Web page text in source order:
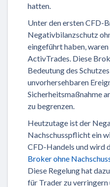
hatten.
Unter den ersten CFD-
Negativbilanzschutz
eingeführt haben,
ActivTrades. Diese
Bedeutung des
unvorhersehbaren
Sicherheitsmaßnahme
zu begrenzen.
Heutzutage ist der
Nachschusspflicht ein
CFD-Handels und wird
Broker ohne
Diese Regelung hat
für Trader zu verringern